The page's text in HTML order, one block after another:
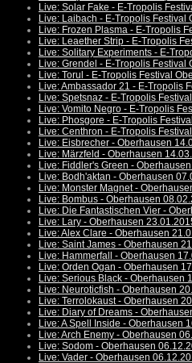
Live: Solar Fake - E-Tropolis
Live: Laibach - E-Tropolis Festival
Live: Frozen Plasma - E-Tropolis
Live: Leaether Strip - E-Tropolis
Live: Solitary Experiments - E-
Live: Grendel - E-Tropolis Festival
Live: Torul - E-Tropolis Festival
Live: Ambassador 21 - E-Tropolis
Live: Spetsnaz - E-Tropolis
Live: Vomito Negro - E-Tropolis
Live: Phosgore - E-Tropolis
Live: Centhron - E-Tropolis
Live: Eisbrecher - Oberhausen
Live: Märzfeld - Oberhausen
Live: Fiddler's Green -
Live: Bodh'aktan - Oberhausen
Live: Monster Magnet -
Live: Bombus - Oberhausen
Live: Die Fantastischen Vier -
Live: Lary - Oberhausen
Live: Alex Clare - Oberhausen
Live: Saint James - Oberhausen
Live: Hammerfall - Oberhausen
Live: Orden Ogan - Oberhausen
Live: Serious Black - Oberhausen
Live: Neuroticfish - Oberhausen
Live: Terrolokaust - Oberhausen
Live: Diary of Dreams -
Live: A Spell Inside - Oberhausen
Live: Arch Enemy - Oberhausen
Live: Sodom - Oberhausen
Live: Vader - Oberhausen